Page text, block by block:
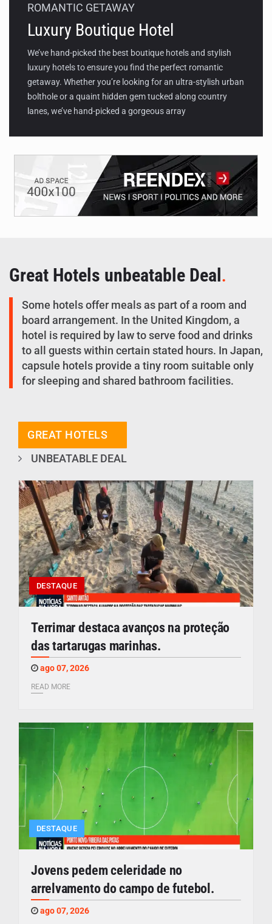
ROMANTIC GETAWAY
Luxury Boutique Hotel
We’ve hand-picked the best boutique hotels and stylish
luxury hotels to ensure you find the perfect romantic
getaway. Whether you’re looking for an ultra-stylish urban
bolthole or a quaint hidden gem tucked along country
lanes, we’ve hand-picked a gorgeous array
Great Hotels unbeatable Deal.
Some hotels offer meals as part of a room and
board arrangement. In the United Kingdom, a
hotel is required by law to serve food and drinks
to all guests within certain stated hours. In Japan,
capsule hotels provide a tiny room suitable only
for sleeping and shared bathroom facilities.
GREAT HOTELS
UNBEATABLE DEAL
DESTAQUE
Terrimar destaca avanços na proteção
das tartarugas marinhas.
ago 07, 2026
READ MORE
DESTAQUE
Jovens pedem celeridade no
arrelvamento do campo de futebol.
ago 07, 2026